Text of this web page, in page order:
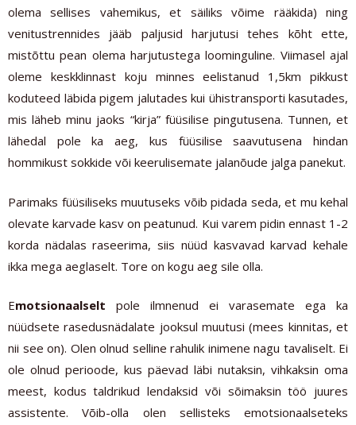
olema sellises vahemikus, et säiliks võime rääkida) ning
venitustrennides jääb paljusid harjutusi tehes kõht ette,
mistõttu pean olema harjutustega loominguline. Viimasel ajal
oleme keskklinnast koju minnes eelistanud 1,5km pikkust
koduteed läbida pigem jalutades kui ühistransporti kasutades,
mis läheb minu jaoks “kirja” füüsilise pingutusena. Tunnen, et
lähedal pole ka aeg, kus füüsilise saavutusena hindan
hommikust sokkide või keerulisemate jalanõude jalga panekut.
Parimaks füüsiliseks muutuseks võib pidada seda, et mu kehal
olevate karvade kasv on peatunud. Kui varem pidin ennast 1-2
korda nädalas raseerima, siis nüüd kasvavad karvad kehale
ikka mega aeglaselt. Tore on kogu aeg sile olla.
Emotsionaalselt pole ilmnenud ei varasemate ega ka
nüüdsete rasedusnädalate jooksul muutusi (mees kinnitas, et
nii see on). Olen olnud selline rahulik inimene nagu tavaliselt. Ei
ole olnud perioode, kus päevad läbi nutaksin, vihkaksin oma
meest, kodus taldrikud lendaksid või sõimaksin töö juures
assistente. Võib-olla olen sellisteks emotsionaalseteks